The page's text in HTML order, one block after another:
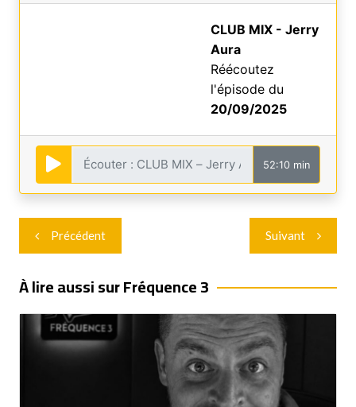
CLUB MIX - Jerry
Aura
Réécoutez
l'épisode du
20/09/2025
52:10 min
Navigation
de
l’article
Précédent Suivant
À lire aussi sur Fréquence 3